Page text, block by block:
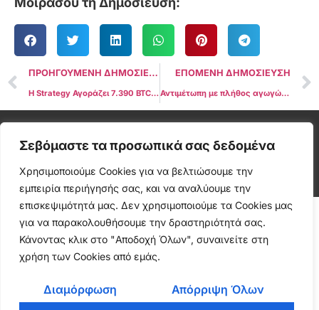
Σεβόμαστε τα προσωπικά σας δεδομένα
Χρησιμοποιούμε Cookies για να βελτιώσουμε την
εμπειρία περιήγησής σας, και να αναλύουμε την
επισκεψιμότητά μας. Δεν χρησιμοποιούμε τα Cookies μας
για να παρακολουθήσουμε την δραστηριότητά σας.
Κάνοντας κλικ στο "Αποδοχή Όλων", συναινείτε στη
χρήση των Cookies από εμάς.
Διαμόρφωση
Απόρριψη Όλων
ΠΡΟΗΓΟΥΜΕΝΗ ΔΗΜΟΣΙΕΥΣΗ
Η Strategy Αγοράζει 7.390 BTC για 765 Εκατ. Δολάρια Εν Μέσω Νομικών Περιπετειών
ΕΠΟΜΕΝΗ ΔΗΜΟΣΙΕΥΣΗ
Αντιμέτωπη με πλήθος αγωγών η Coinbase μετά από παραβίαση δεδομένων χρηστών